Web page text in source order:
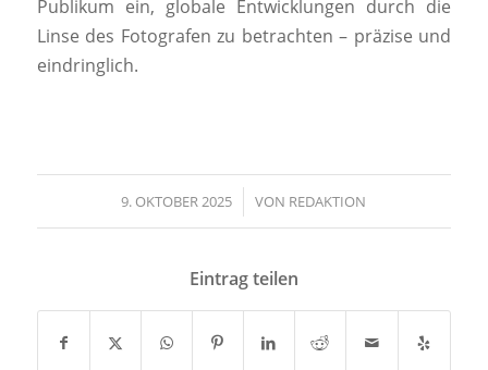
Publikum ein, globale Entwicklungen durch die
Linse des Fotografen zu betrachten – präzise und
eindringlich.
9. OKTOBER 2025
/ VON REDAKTION
Eintrag teilen